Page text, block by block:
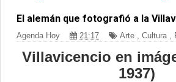
El alemán que fotografió a la
Agenda Hoy 21:17 Arte Cultura
Villavicencio en
1937)